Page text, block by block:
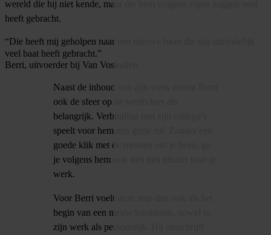
wereld die hij niet kende, maar die hem volgens eigen zeggen veel
heeft gebracht.
“Die heeft mij geholpen naar een nieuwe baan die mij uiteindelijk
veel baat heeft gebracht.”
Berri, uitvoerder bij Van Voskuilen
Naast de inhoud van zijn werk noemt Berri
ook de sfeer op de werkvloer als
belangrijk. Verbinding met zijn collega’s
speelt voor hem een grote rol. Zonder een
goede klik met de mensen om je heen, ga
je volgens hem ook niet met plezier naar je
werk.
Voor Berri voelt deze stap dan ook als het
begin van een nieuw hoofdstuk, zowel in
zijn werk als persoonlijk. Hij omschrijft